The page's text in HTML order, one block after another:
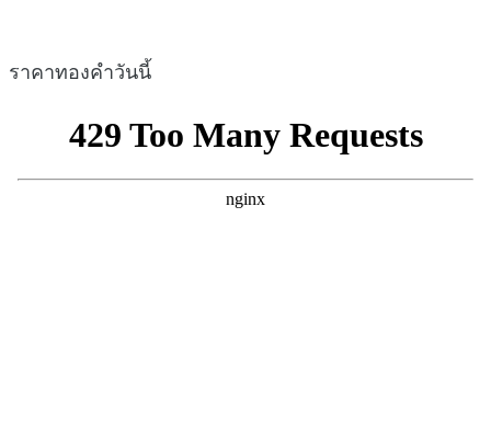
ราคาทองคำวันนี้